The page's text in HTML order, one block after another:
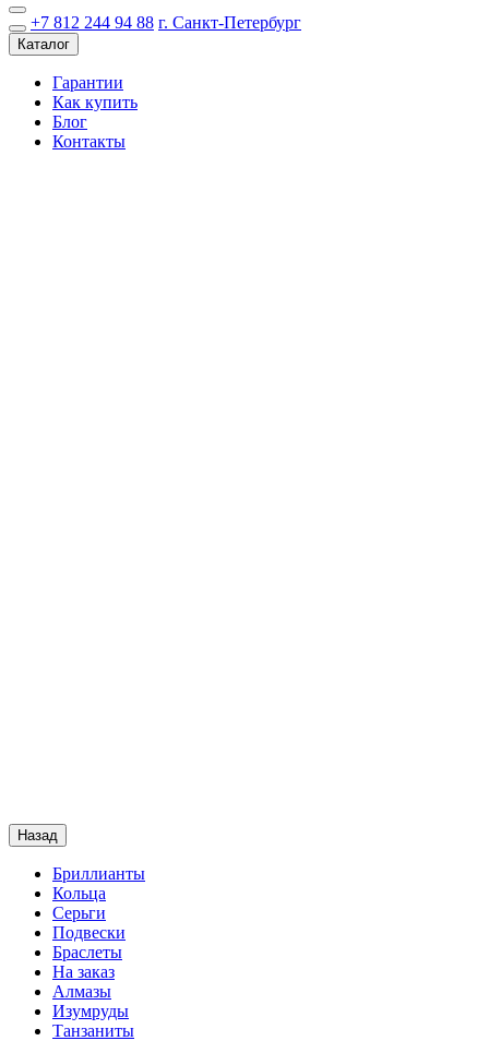
+7 812 244 94 88 г. Санкт-Петербург
Каталог
Гарантии
Как купить
Блог
Контакты
Назад
Бриллианты
Кольца
Серьги
Подвески
Браслеты
На заказ
Алмазы
Изумруды
Танзаниты